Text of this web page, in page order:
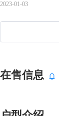
2023-01-03
在售信息